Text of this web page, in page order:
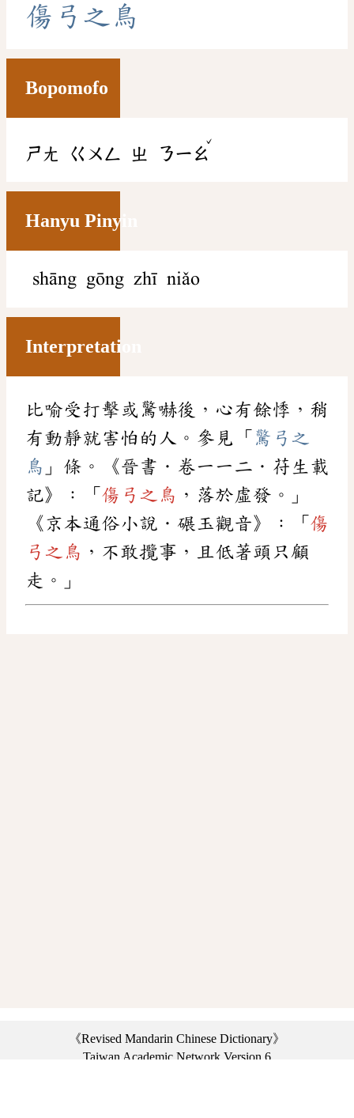
傷 弓 之 鳥
Bopomofo
ㄕㄤ ㄍㄨㄥ ㄓ ㄋㄧㄠ
ˇ
Hanyu Pinyin
shāng gōng zhī niǎo
Interpretation
比喻受打擊或驚嚇後，心有餘悸，稍
有動靜就害怕的人。參見「 驚弓之
鳥 」條。《晉書．卷一一二．苻生載
記》：「 傷弓之鳥 ，落於虛發。」
《京本通俗小說．碾玉觀音》：「 傷
弓之鳥 ，不敢攬事，且低著頭只顧
走。」
《Revised Mandarin Chinese Dictionary》
Taiwan Academic Network Version 6